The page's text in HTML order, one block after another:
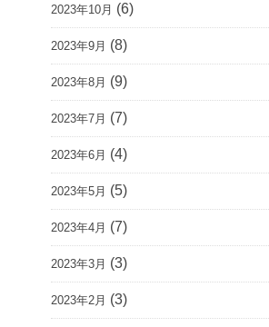
2023年10月 (6)
2023年9月 (8)
2023年8月 (9)
2023年7月 (7)
2023年6月 (4)
2023年5月 (5)
2023年4月 (7)
2023年3月 (3)
2023年2月 (3)